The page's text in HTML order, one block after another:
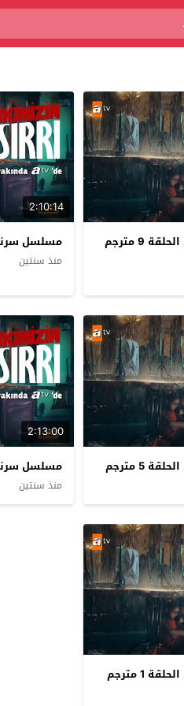
9 مترجم
2:10:14
مسلسل سرنا
منذ سنتين
5 مترجم
2:13:00
مسلسل سرنا
منذ سنتين
1 مترجم